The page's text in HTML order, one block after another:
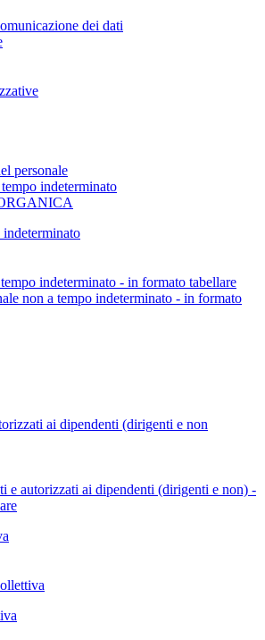
dei dati
personale
indeterminato
indeterminato
indeterminato - in formato tabellare
non a tempo indeterminato - in formato
ai dipendenti (dirigenti e non
e autorizzati ai dipendenti (dirigenti e non) -